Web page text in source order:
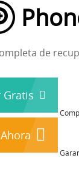
de
Gratis